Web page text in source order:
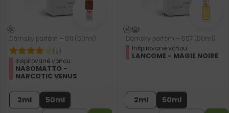
Dámsky parfém – 911 (50ml)
(2)
Inšpirované vôňou:
NASOMATTO -
NARCOTIC VENUS
2ml 50ml
Dámsky parfém – 557 (50ml)
Inšpirované vôňou:
LANCOME - MAGIE NOIRE
2ml 50ml